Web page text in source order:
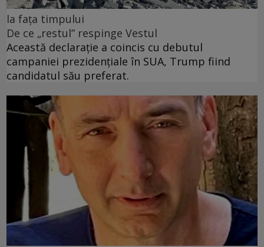
la fața timpului
De ce „restul” respinge Vestul
Această declarație a coincis cu debutul
campaniei prezidențiale în SUA, Trump fiind
candidatul său preferat.